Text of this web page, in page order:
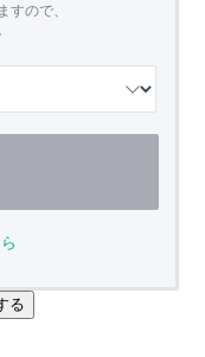
すので、
る